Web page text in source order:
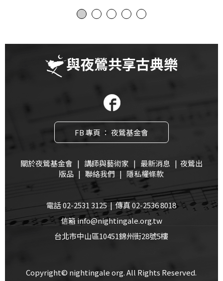
與夜鶯共享古典樂
FB 專頁 ： 夜鶯基金會
關於夜鶯基金會 | 講師與藝術家 | 最新消息 | 夜鶯出
版品 | 聯絡我們 | 隱私權條款
電話 02-2531 3125 | 傳真 02-2536 8018
信箱 info@nightingale.org.tw
台北市中山區10451錦州街28號5樓
Copyright© nightingale org. All Rights Reserved.